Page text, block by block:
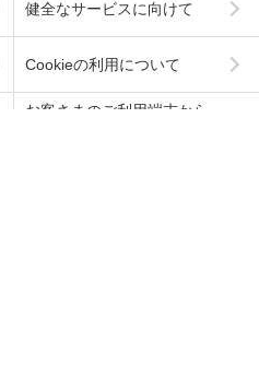
健全なサービスに向けて
Cookieの利用について
お客さまのご利用端末から